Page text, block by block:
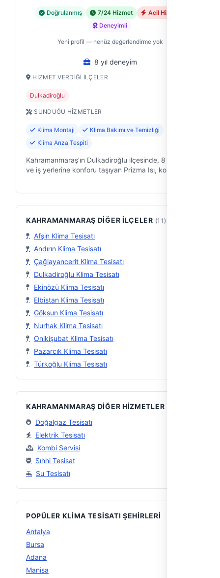
Doğrulanmış 7/24 Hizmet
Acil Hizmet
Deneyimli
Yeni profil — henüz değerlendirme yok
8 yıl deneyim
HIZMET VERDIĞI İLÇELER
Dulkadiroğlu
SUNDUĞU HIZMETLER
Klima Montajı
Klima Bakımı ve Temizliği
Klima Arıza Tespiti
Kahramanmaraş'ın Dulkadiroğlu ilçesinde, 8 yıldır ev
ve iş yerlerine konforu taşıyan Prizma Isı, kombi
KAHRAMANMARAŞ DIĞER İLÇELER (11)
Afşin Klima Tesisatı
Andırın Klima Tesisatı
Çağlayancerit Klima Tesisatı
Dulkadiroğlu Klima Tesisatı
Ekinözü Klima Tesisatı
Elbistan Klima Tesisatı
Göksun Klima Tesisatı
Nurhak Klima Tesisatı
Onikişubat Klima Tesisatı
Pazarcık Klima Tesisatı
Türkoğlu Klima Tesisatı
KAHRAMANMARAŞ DIĞER HIZMETLER
Doğalgaz Tesisatı
Elektrik Tesisatı
Kombi Servisi
Sıhhi Tesisat
Su Tesisatı
POPÜLER KLIMA TESISATI ŞEHIRLERI
Antalya
Bursa
Adana
Manisa